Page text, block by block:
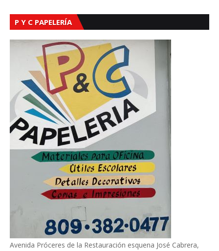
P Y C PAPELERÍA
Avenida Próceres de la Restauración esquena José Cabrera,